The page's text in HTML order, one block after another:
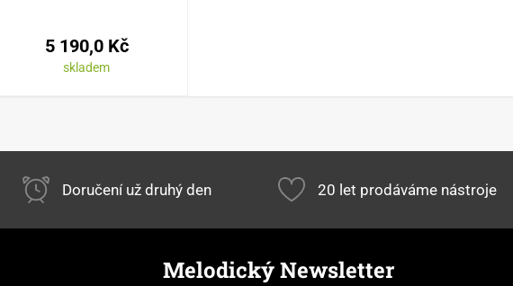
5 190,0 Kč
skladem
Doručení už druhý den 20 let prodáváme nástroje
Melodický Newsletter